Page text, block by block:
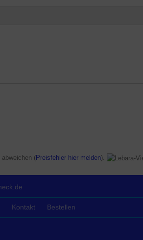
nur für Neukunden. Es handelt sich um
(Preisfehler hier melden).
Kontakt Bestellen